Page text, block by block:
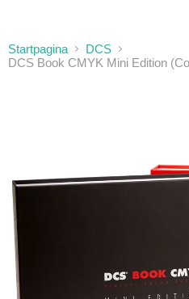
Startpagina
DCS
DCS Book CMYK Mini Edition